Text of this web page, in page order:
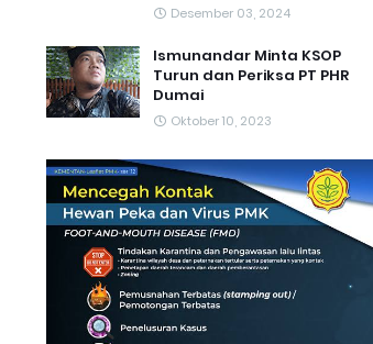
Desember 03, 2024
Ismunandar Minta KSOP
Turun dan Periksa PT PHR
Dumai
Oktober 10, 2023